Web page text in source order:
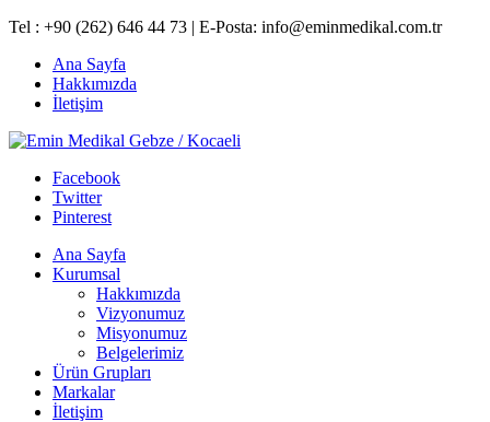
Tel : +90 (262) 646 44 73 | E-Posta: info@eminmedikal.com.tr
Ana Sayfa
Hakkımızda
İletişim
Facebook
Twitter
Pinterest
Ana Sayfa
Kurumsal
Hakkımızda
Vizyonumuz
Misyonumuz
Belgelerimiz
Ürün Grupları
Markalar
İletişim